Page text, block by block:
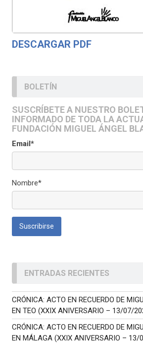
DESCARGAR PDF
BOLETÍN
SUSCRÍBETE A NUESTRO
INFORMADO DE TODA LA
FUNDACIÓN MIGUEL ÁNGEL
Email*
Nombre*
ENTRADAS RECIENTES
CRÓNICA: ACTO EN RECUERDO DE
EN TEO (XXIX ANIVERSARIO – 13/07/
CRÓNICA: ACTO EN RECUERDO DE
EN MÁLAGA (XXIX ANIVERSARIO – 13/